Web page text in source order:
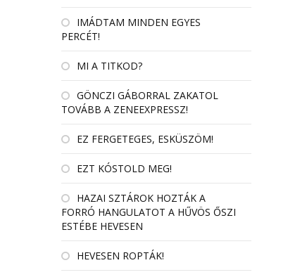
IMÁDTAM MINDEN EGYES
PERCÉT!
MI A TITKOD?
GÖNCZI GÁBORRAL ZAKATOL
TOVÁBB A ZENEEXPRESSZ!
EZ FERGETEGES, ESKÜSZÖM!
EZT KÓSTOLD MEG!
HAZAI SZTÁROK HOZTÁK A
FORRÓ HANGULATOT A HŰVÖS ŐSZI
ESTÉBE HEVESEN
HEVESEN ROPTÁK!